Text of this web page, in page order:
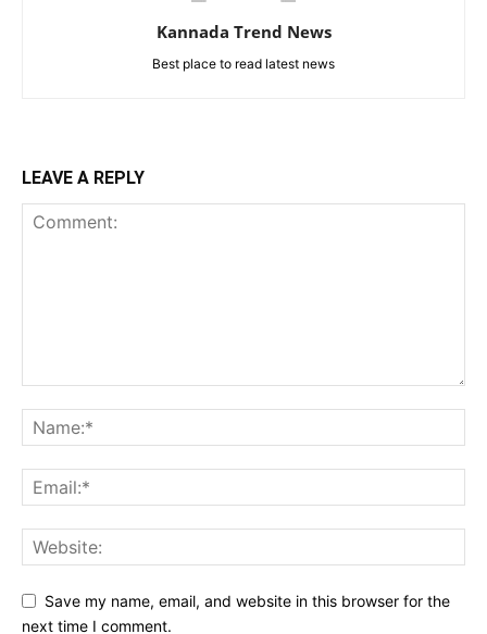
Kannada Trend News
Best place to read latest news
LEAVE A REPLY
Save my name, email, and website in this browser for the
next time I comment.